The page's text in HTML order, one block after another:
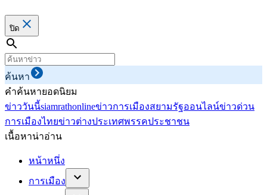
ปิด
ค้นหา
คำค้นหายอดนิยม
ข่าววันนี้siamrathonlineข่าวการเมืองสยามรัฐออนไลน์ข่าวด่วน
การเมืองไทยข่าวต่างประเทศพรรคประชาชน
เนื้อหาน่าอ่าน
หน้าหนึ่ง
การเมือง